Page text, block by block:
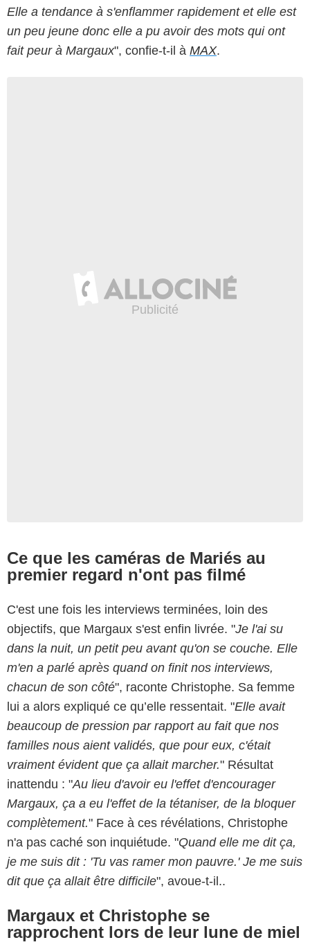
Elle a tendance à s'enflammer rapidement et elle est
un peu jeune donc elle a pu avoir des mots qui ont
fait peur à Margaux", confie-t-il à MAX.
Ce que les caméras de Mariés au
premier regard n'ont pas filmé
C'est une fois les interviews terminées, loin des
objectifs, que Margaux s'est enfin livrée. "Je l'ai su
dans la nuit, un petit peu avant qu'on se couche. Elle
m'en a parlé après quand on finit nos interviews,
chacun de son côté", raconte Christophe. Sa femme
lui a alors expliqué ce qu’elle ressentait. "Elle avait
beaucoup de pression par rapport au fait que nos
familles nous aient validés, que pour eux, c'était
vraiment évident que ça allait marcher." Résultat
inattendu : "Au lieu d'avoir eu l'effet d'encourager
Margaux, ça a eu l'effet de la tétaniser, de la bloquer
complètement." Face à ces révélations, Christophe
n'a pas caché son inquiétude. "Quand elle me dit ça,
je me suis dit : 'Tu vas ramer mon pauvre.' Je me suis
dit que ça allait être difficile", avoue-t-il..
Margaux et Christophe se
rapprochent lors de leur lune de miel